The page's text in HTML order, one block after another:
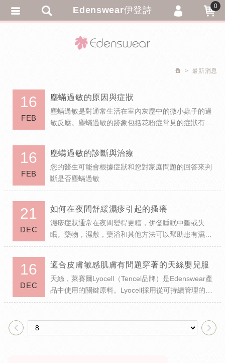
最新消息
16
FEB
塵蟎過敏的原因與症狀
塵蟎過敏是對通常生活在室內灰塵中的微小蟲子的過
敏反應。塵蟎過敏的跡象包括花粉症常見的症狀有，
如打噴嚏和流鼻涕。許多塵蟎過敏的人也會出現哮喘
16
FEB
塵螨過敏的診斷與治療
您的醫生可能會根據症狀和您對家庭問題的回答來判
斷是否塵蟎過敏
21
DEC
如何在夜間舒緩濕疹引起的搔癢
濕疹症狀通常在夜間變得更糟，併發睡眠中斷或失
眠。藥物，濕敷，藥浴和其他方法可以幫助患有濕疹
的人獲得良好的睡眠。
和皮膚破裂。當晚上濕...
16
DEC
適合皮膚敏感肌膚有問題穿著的天絲嬰兒服
天絲，萊賽爾Lyocell（Tencel品牌）是Edenswear產
品中使用的關鍵原料。Lyocell採用從可持續管理的森
林砍伐的木材中生產，100％有機。我們的嬰兒服，
Edenswear伊登詩 0
會員註冊
追蹤清單
匯款通知